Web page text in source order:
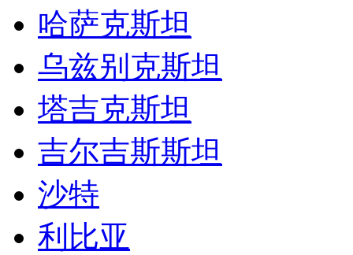
哈萨克斯坦
乌兹别克斯坦
塔吉克斯坦
吉尔吉斯斯坦
沙特
利比亚